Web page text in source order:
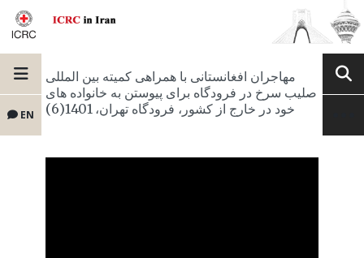
EN
مهاجران افغانستانی با همراهی کمیته بین المللی
صلیب سرخ در فرودگاه برای پیوستن به خانواده های
خود در خارج از کشور، فرودگاه تهران، 1401(6)